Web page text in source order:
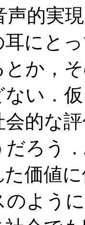
声的実
耳にと
か，
い．
的な
ろう
価値
のよう